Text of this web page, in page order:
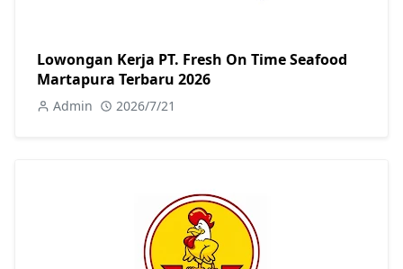
Lowongan Kerja PT. Fresh On Time Seafood
Martapura Terbaru 2026
Admin 2026/7/21